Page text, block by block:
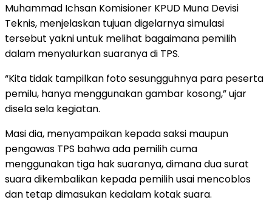
Muhammad Ichsan Komisioner KPUD Muna Devisi
Teknis, menjelaskan tujuan digelarnya simulasi
tersebut yakni untuk melihat bagaimana pemilih
dalam menyalurkan suaranya di TPS.
“Kita tidak tampilkan foto sesungguhnya para peserta
pemilu, hanya menggunakan gambar kosong,” ujar
disela sela kegiatan.
Masi dia, menyampaikan kepada saksi maupun
pengawas TPS bahwa ada pemilih cuma
menggunakan tiga hak suaranya, dimana dua surat
suara dikembalikan kepada pemilih usai mencoblos
dan tetap dimasukan kedalam kotak suara.